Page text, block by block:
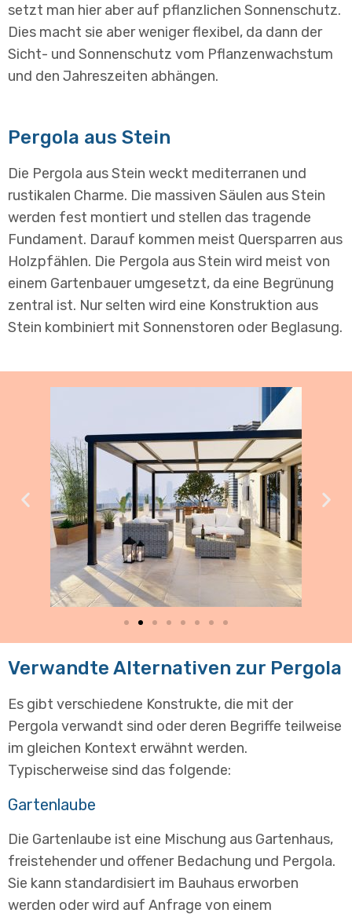
setzt man hier aber auf pflanzlichen Sonnenschutz.
Dies macht sie aber weniger flexibel, da dann der
Sicht- und Sonnenschutz vom Pflanzenwachstum
und den Jahreszeiten abhängen.
Pergola aus Stein
Die Pergola aus Stein weckt mediterranen und
rustikalen Charme. Die massiven Säulen aus Stein
werden fest montiert und stellen das tragende
Fundament. Darauf kommen meist Quersparren aus
Holzpfählen. Die Pergola aus Stein wird meist von
einem Gartenbauer umgesetzt, da eine Begrünung
zentral ist. Nur selten wird eine Konstruktion aus
Stein kombiniert mit Sonnenstoren oder Beglasung.
Verwandte Alternativen zur Pergola
Es gibt verschiedene Konstrukte, die mit der
Pergola verwandt sind oder deren Begriffe teilweise
im gleichen Kontext erwähnt werden.
Typischerweise sind das folgende:
Gartenlaube
Die Gartenlaube ist eine Mischung aus Gartenhaus,
freistehender und offener Bedachung und Pergola.
Sie kann standardisiert im Bauhaus erworben
werden oder wird auf Anfrage von einem